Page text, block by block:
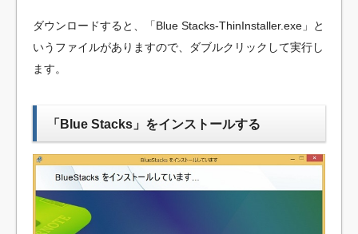
ダウンロードすると、「Blue Stacks-ThinInstaller.exe」と
いうファイルがありますので、ダブルクリックして実行し
ます。
「Blue Stacks」をインストールする